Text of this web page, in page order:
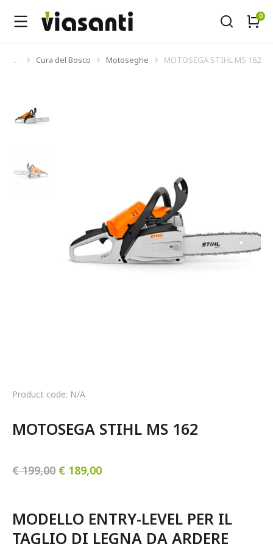
Tu sei qui:Cura del Bosco Motoseghe MOTOSEGA STIHL MS 162
Product code: N/A
MOTOSEGA STIHL MS 162
€199,00 € 189,00
MODELLO ENTRY-LEVEL PER IL
TAGLIO DI LEGNA DA ARDERE